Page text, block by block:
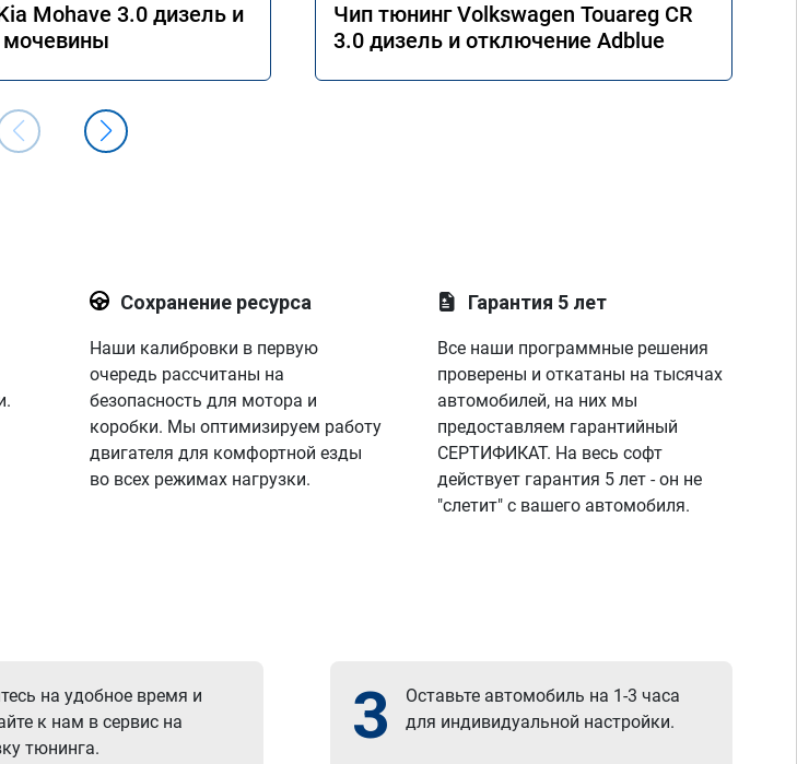
Mohave 3.0 дизель и
Чип тюнинг Volkswagen Touareg CR
3.0 дизель и отключение Adblue
Сохранение ресурса
Наши калибровки в первую
очередь рассчитаны на
безопасность для мотора и
коробки. Мы оптимизируем работу
двигателя для комфортной езды
во всех режимах нагрузки.
Гарантия 5 лет
Все наши программные решения
проверены и откатаны на тысячах
автомобилей, на них мы
предоставляем гарантийный
СЕРТИФИКАТ. На весь софт
действует гарантия 5 лет - он не
"слетит" с вашего автомобиля.
на удобное время и
к нам в сервис на
тюнинга.
3
Оставьте автомобиль на 1-3 часа
для индивидуальной настройки.